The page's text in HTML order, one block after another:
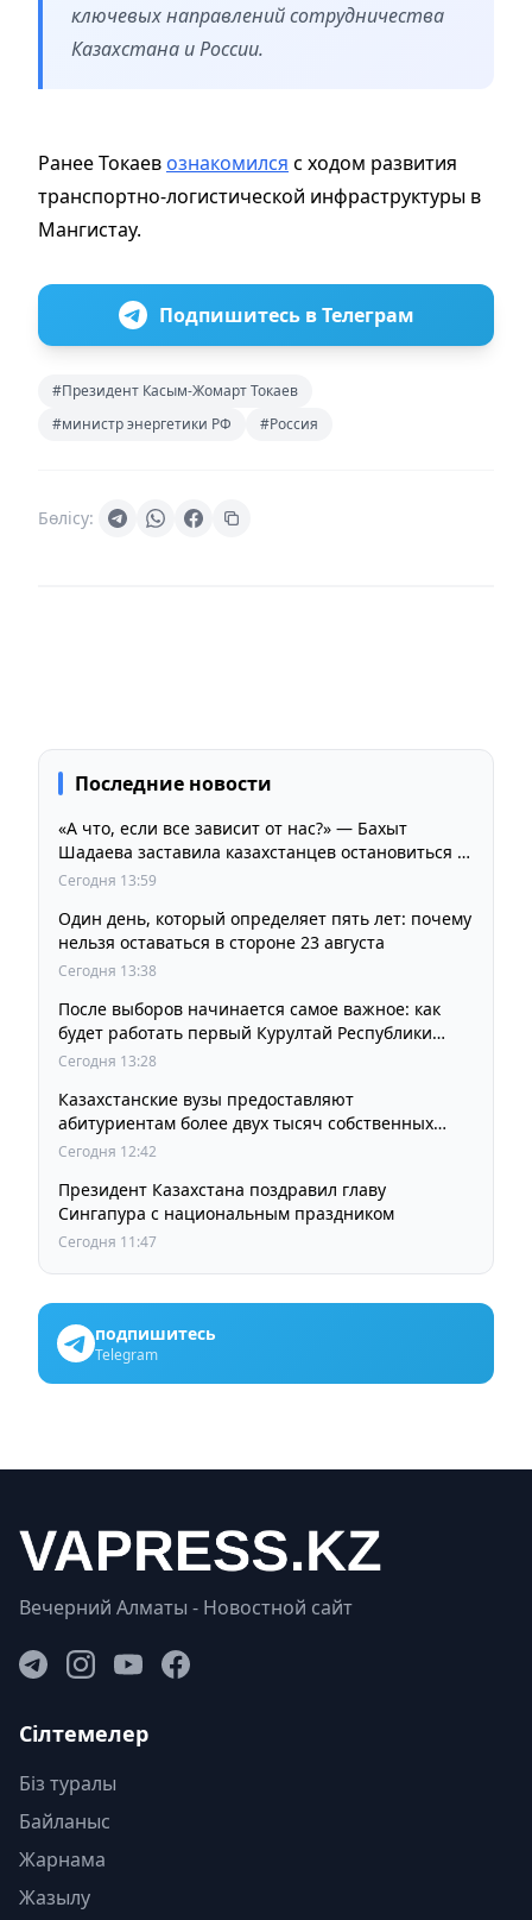
ключевых направлений сотрудничества
Казахстана и России.
Ранее Токаев ознакомился с ходом развития
транспортно-логистической инфраструктуры в
Мангистау.
Подпишитесь в Телеграм
#Президент Касым-Жомарт Токаев
#министр энергетики РФ
#Россия
Бөлісу:
Последние новости
«А что, если все зависит от нас?» — Бахыт
Шадаева заставила казахстанцев остановиться и
задуматься
Сегодня 13:59
Один день, который определяет пять лет: почему
нельзя оставаться в стороне 23 августа
Сегодня 13:38
После выборов начинается самое важное: как
будет работать первый Курултай Республики
Казахстан
Сегодня 13:28
Казахстанские вузы предоставляют
абитуриентам более двух тысяч собственных
образовательных грантов
Сегодня 12:42
Президент Казахстана поздравил главу
Сингапура с национальным праздником
Сегодня 11:47
подпишитесь
Telegram
Вечерний Алматы - Новостной сайт
Сілтемелер
Біз туралы
Байланыс
Жарнама
Жазылу